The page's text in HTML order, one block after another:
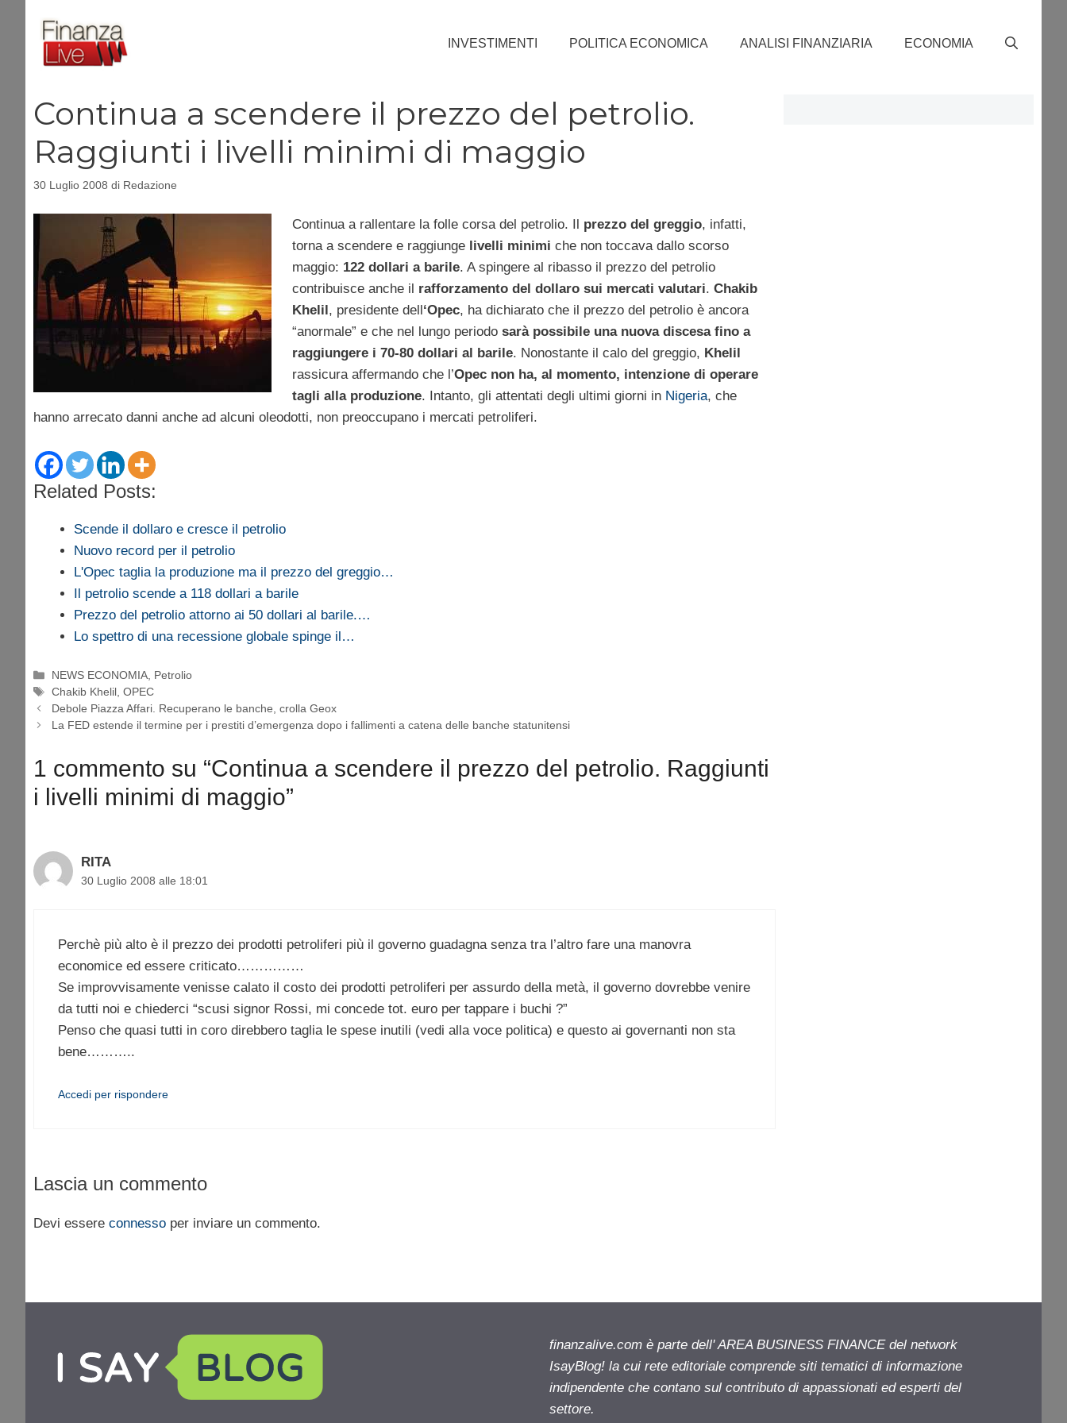
contenuto
INVESTIMENTI POLITICA ECONOMICA ANALISI FINANZIARIA ECONOMIA
Continua a scendere il prezzo del petrolio.
Raggiunti i livelli minimi di maggio
30 Luglio 2008 di Redazione
Continua a rallentare la folle corsa del petrolio. Il prezzo del greggio, infatti,
torna a scendere e raggiunge livelli minimi che non toccava dallo scorso
maggio: 122 dollari a barile. A spingere al ribasso il prezzo del petrolio
contribuisce anche il rafforzamento del dollaro sui mercati valutari. Chakib
Khelil , presidente dell ‘Opec, ha dichiarato che il prezzo del petrolio è ancora
“anormale” e che nel lungo periodo sarà possibile una nuova discesa fino a
raggiungere i 70-80 dollari al barile. Nonostante il calo del greggio, Khelil
rassicura affermando che l’Opec non ha, al momento, intenzione di operare
tagli alla produzione. Intanto, gli attentati degli ultimi giorni in Nigeria, che
hanno arrecato danni anche ad alcuni oleodotti, non preoccupano i mercati petroliferi.
Related Posts:
Scende il dollaro e cresce il petrolio
Nuovo record per il petrolio
L'Opec taglia la produzione ma il prezzo del greggio…
Il petrolio scende a 118 dollari a barile
Prezzo del petrolio attorno ai 50 dollari al barile.…
Lo spettro di una recessione globale spinge il…
Categorie
NEWS ECONOMIA Petrolio
Tag
Chakib Khelil ,OPEC
Debole Piazza Affari. Recuperano le banche, crolla Geox
La FED estende il termine per i prestiti d’emergenza dopo i fallimenti a catena delle banche statunitensi
1 commento su “Continua a scendere il prezzo del petrolio. Raggiunti
i livelli minimi di maggio”
RITA
30 Luglio 2008 alle 18:01
Perchè più alto è il prezzo dei prodotti petroliferi più il governo guadagna senza tra l’altro fare una manovra
economice ed essere criticato……………
Se improvvisamente venisse calato il costo dei prodotti petroliferi per assurdo della metà, il governo dovrebbe venire
da tutti noi e chiederci “scusi signor Rossi, mi concede tot. euro per tappare i buchi ?”
Penso che quasi tutti in coro direbbero taglia le spese inutili (vedi alla voce politica) e questo ai governanti non sta
bene………..
Accedi per rispondere
Lascia un commento
Devi essere connesso per inviare un commento.
finanzalive.com è parte dell' AREA BUSINESS FINANCE del network
IsayBlog! la cui rete editoriale comprende siti tematici di informazione
indipendente che contano sul contributo di appassionati ed esperti del
settore.